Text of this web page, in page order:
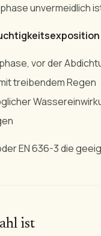
unvermeidlich
vor der
treibendem Regen
EN 636-3 die
ist